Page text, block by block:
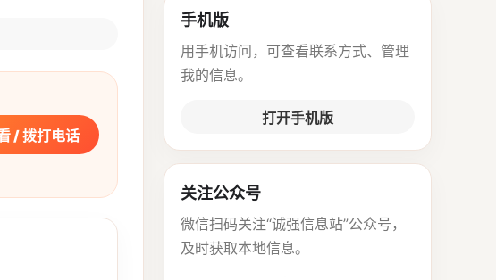
/ 拨打电话
手机版
用手机访问，可查看联系方式、管理
我的信息。
打开手机版
关注公众号
微信扫码关注“诚强信息站”公众号，
及时获取本地信息。